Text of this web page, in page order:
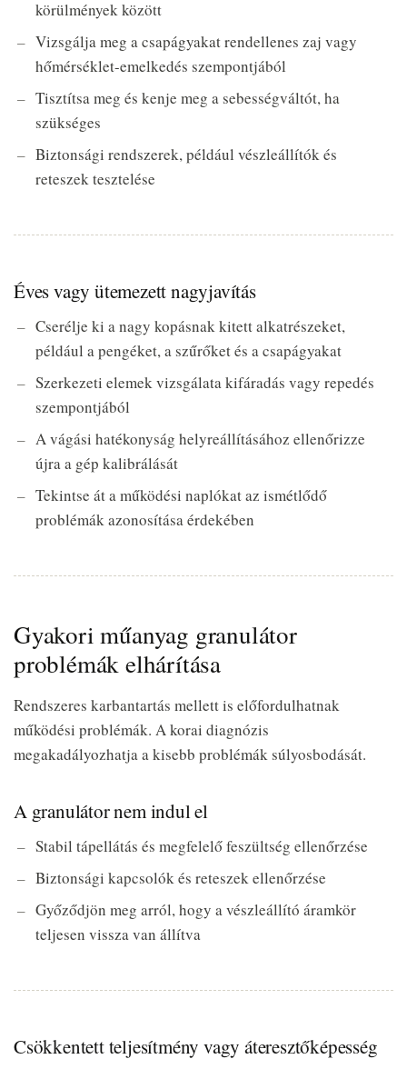
körülmények között
Vizsgálja meg a csapágyakat rendellenes zaj vagy
hőmérséklet-emelkedés szempontjából
Tisztítsa meg és kenje meg a sebességváltót, ha
szükséges
Biztonsági rendszerek, például vészleállítók és
reteszek tesztelése
Éves vagy ütemezett nagyjavítás
Cserélje ki a nagy kopásnak kitett alkatrészeket,
például a pengéket, a szűrőket és a csapágyakat
Szerkezeti elemek vizsgálata kifáradás vagy repedés
szempontjából
A vágási hatékonyság helyreállításához ellenőrizze
újra a gép kalibrálását
Tekintse át a működési naplókat az ismétlődő
problémák azonosítása érdekében
Gyakori műanyag granulátor
problémák elhárítása
Rendszeres karbantartás mellett is előfordulhatnak
működési problémák. A korai diagnózis
megakadályozhatja a kisebb problémák súlyosbodását.
A granulátor nem indul el
Stabil tápellátás és megfelelő feszültség ellenőrzése
Biztonsági kapcsolók és reteszek ellenőrzése
Győződjön meg arról, hogy a vészleállító áramkör
teljesen vissza van állítva
Csökkentett teljesítmény vagy áteresztőképesség